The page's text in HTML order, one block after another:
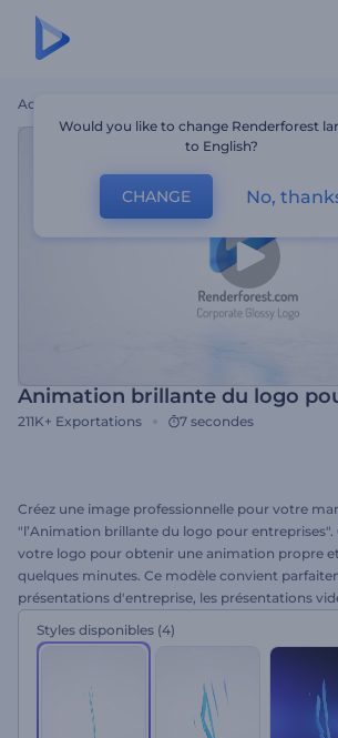
Accueil Animation Brillante Du Logo
Animation brillante du logo
211K+ Exportations 7 secondes
Créez une image professionnelle pour votre
"l’Animation brillante du logo pour entreprises".
votre logo pour obtenir une animation propre
quelques minutes. Ce modèle convient
présentations d'entreprise, les présentations
professionnelle de logo vaut mille mots. Ne
Styles disponibles (4)
Would you like to change Renderforest
to English?
CHANGE No,